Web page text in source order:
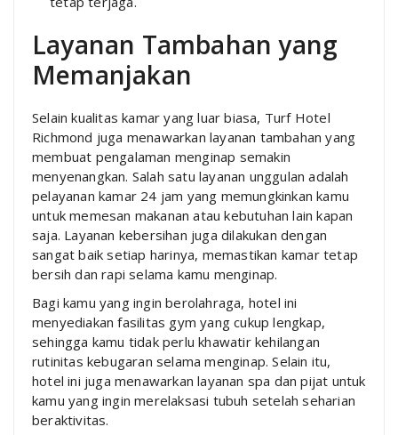
Layanan Tambahan yang
Memanjakan
Selain kualitas kamar yang luar biasa, Turf Hotel
Richmond juga menawarkan layanan tambahan yang
membuat pengalaman menginap semakin
menyenangkan. Salah satu layanan unggulan adalah
pelayanan kamar 24 jam yang memungkinkan kamu
untuk memesan makanan atau kebutuhan lain kapan
saja. Layanan kebersihan juga dilakukan dengan
sangat baik setiap harinya, memastikan kamar tetap
bersih dan rapi selama kamu menginap.
Bagi kamu yang ingin berolahraga, hotel ini
menyediakan fasilitas gym yang cukup lengkap,
sehingga kamu tidak perlu khawatir kehilangan
rutinitas kebugaran selama menginap. Selain itu,
hotel ini juga menawarkan layanan spa dan pijat untuk
kamu yang ingin merelaksasi tubuh setelah seharian
beraktivitas.